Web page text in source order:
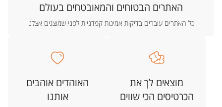
האתרים הבטוחים והמאובטחים בעולם
כל האתרים עוברים בדיקות אמינות קפדניות לפני שמוצגים אצלנו
מוצאים לך את
הכרטיסים הכי שווים
האוהדים אוהבים
אותנו